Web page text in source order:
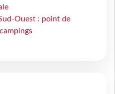
Ouest : point de